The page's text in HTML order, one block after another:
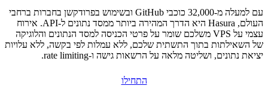
עם למעלה מ-32,000 כוכבי GitHub ובשימוש בפרודקשן בחברות ברחבי
העולם, Hasura היא הדרך המהירה ביותר ממסד נתונים ל-API. אירוח
עצמי על VPS משלכם שומר על פרטי הכניסה למסד הנתונים והלוגיקה
של השאילתות בתוך התשתית שלכם, ללא עמלות לפי בקשה, ללא עלויות
יציאת נתונים, ושליטה מלאה על הרשאות גישה ו-rate limiting.
התחילו